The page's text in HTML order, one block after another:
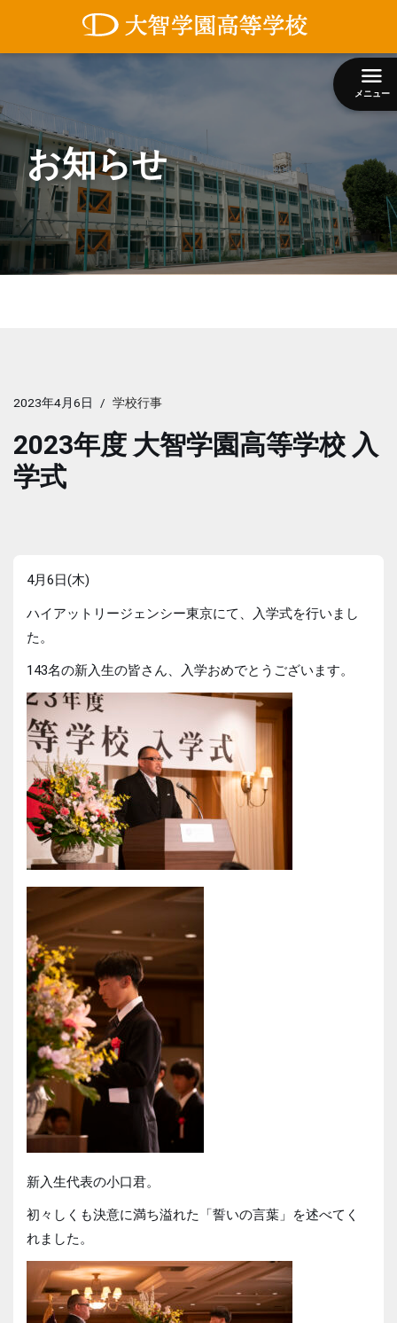
へ
キ
ッ
プ
メニュー
お知らせ
2023年度 大智学園高等学校 入
学式
2023年4月6日 学校行事
4月6日(木)
ハイアットリージェンシー東京にて、入学式を行いまし
た。
143名の新入生の皆さん、入学おめでとうございます。
新入生代表の小口君。
初々しくも決意に満ち溢れた「誓いの言葉」を述べてく
れました。